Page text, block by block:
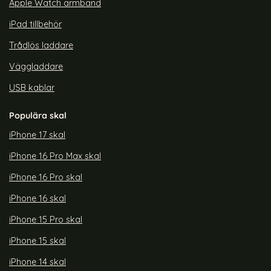
Apple Watch armband
iPad tillbehör
Trådlös laddare
Väggladdare
USB kablar
Populära skal
iPhone 17 skal
iPhone 16 Pro Max skal
iPhone 16 Pro skal
iPhone 16 skal
iPhone 15 Pro skal
iPhone 15 skal
iPhone 14 skal